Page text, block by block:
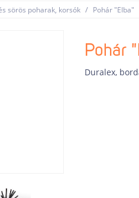
sörös poharak, korsók / Pohár "Elba"
Pohár
Duralex,